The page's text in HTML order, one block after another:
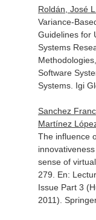
Roldán, José
Variance-
Guidelines for
Systems
Software
Systems. Igi
Sanchez
Martínez
The influence
sense of
279. En:
Issue Part 3
2011) .